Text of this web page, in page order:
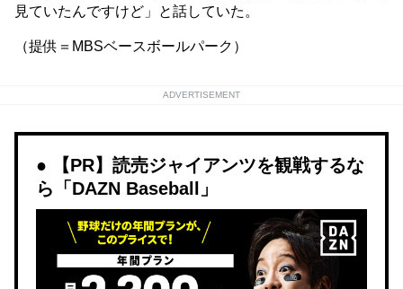
見ていたんですけど」と話していた。
（提供＝MBSベースボールパーク）
ADVERTISEMENT
【PR】読売ジャイアンツを観戦するな
ら「DAZN Baseball」